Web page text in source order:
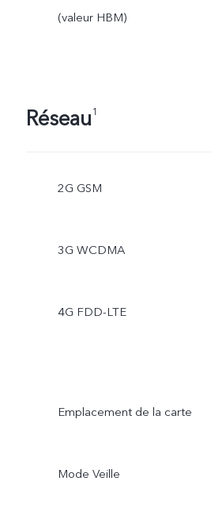
(valeur HBM)
Réseau1
2G GSM
3G WCDMA
4G FDD-LTE
Emplacement de la carte
Mode Veille